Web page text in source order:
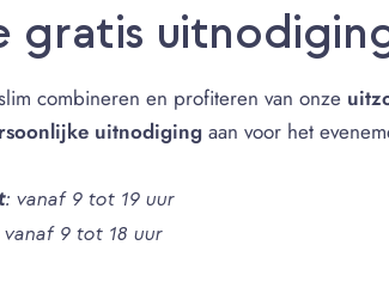
gratis
combineren en profiteren van onze
uitnodiging aan voor het
: vanaf 9 tot 19 uur
9 tot 18 uur